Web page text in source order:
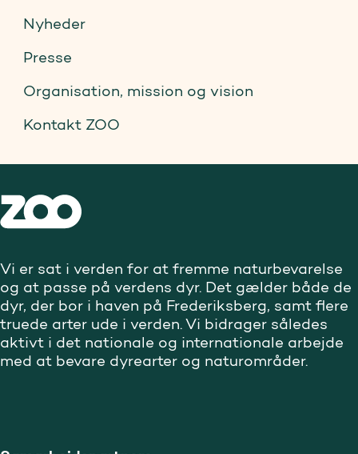
Nyheder
Presse
Organisation, mission og vision
Kontakt ZOO
Vi er sat i verden for at fremme naturbevarelse
og at passe på verdens dyr. Det gælder både de
dyr, der bor i haven på Frederiksberg, samt flere
truede arter ude i verden. Vi bidrager således
aktivt i det nationale og internationale arbejde
med at bevare dyrearter og naturområder.